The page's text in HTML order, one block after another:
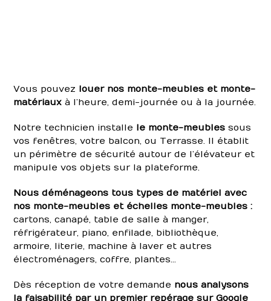
Vous pouvez louer nos monte-meubles et monte-
matériaux à l’heure, demi-journée ou à la journée.
Notre technicien installe le monte-meubles sous
vos fenêtres, votre balcon, ou Terrasse. Il établit
un périmètre de sécurité autour de l’élévateur et
manipule vos objets sur la plateforme.
Nous déménageons tous types de matériel avec
nos monte-meubles et échelles monte-meubles :
cartons, canapé, table de salle à manger,
réfrigérateur, piano, enfilade, bibliothèque,
armoire, literie, machine à laver et autres
électroménagers, coffre, plantes…
Dès réception de votre demande nous analysons
la faisabilité par un premier repérage sur Google